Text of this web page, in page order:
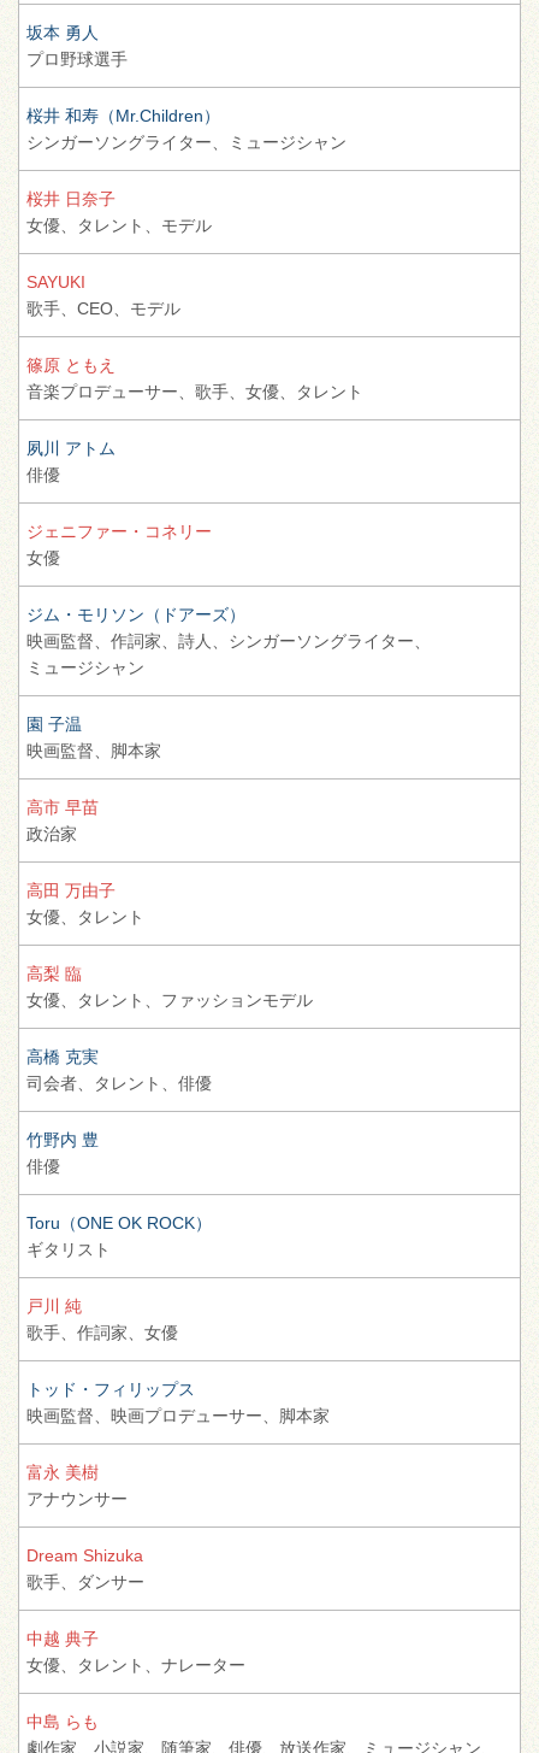
坂本 勇人
プロ野球選手
桜井 和寿（Mr.Children）
シンガーソングライター、
ミュージシャン
桜井 日奈子
女優、
タレント、 モデル
SAYUKI
歌手、 CEO、 モデル
篠原 ともえ
音楽プロデューサー、 歌手、 女優、 タレント
夙川 アトム
俳優
ジェニファー・コネリー
女優
ジム・モリソン（ドアーズ）
映画監督、 作詞家、 詩人、 シンガーソングライター、
ミュージシャン
園 子温
映画監督、
脚本家
高市 早苗
政治家
高田 万由子
女優、
タレント
高梨 臨
女優、
タレント、 ファッションモデル
高橋 克実
司会者、
タレント、 俳優
竹野内 豊
俳優
Toru（ONE OK ROCK）
ギタリスト
戸川 純
歌手、 作詞家、 女優
トッド・フィリップス
映画監督、 映画プロデューサー、 脚本家
富永 美樹
アナウンサー
Dream Shizuka
歌手、
ダンサー
中越 典子
女優、
タレント、 ナレーター
中島 らも
劇作家、 小説家、 随筆家、 俳優、 放送作家、 ミュージシャン、